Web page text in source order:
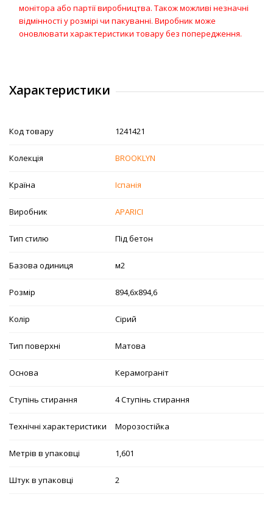
монітора або партії виробництва. Також можливі незначні
відмінності у розмірі чи пакуванні. Виробник може
оновлювати характеристики товару без попередження.
Характеристики
Код товару 1241421
Колекція BROOKLYN
Країна Іспанія
Виробник APARICI
Тип стилю Під бетон
Базова одиниця м2
Розмір 894,6х894,6
Колір Сірий
Тип поверхні Матова
Основа Керамограніт
Ступінь стирання 4 Ступінь стирання
Технічні характеристики Морозостійка
Метрів в упаковці 1,601
Штук в упаковці 2